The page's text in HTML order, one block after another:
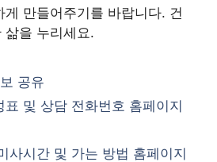
만들어주기를 바랍니다. 건
삶을 누리세요.
공유
표 및 상담 전화번호 홈페이지
사시간 및 가는 방법 홈페이지